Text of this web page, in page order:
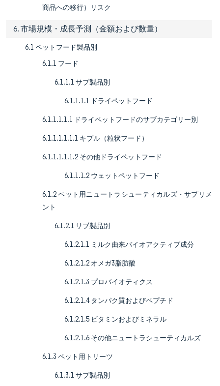
商品への移行）リスク
6. 市場規模・成長予測（金額および数量）
6.1 ペットフード製品別
6.1.1 フード
6.1.1.1 サブ製品別
6.1.1.1.1 ドライペットフード
6.1.1.1.1.1 ドライペットフードのサブカテゴリー別
6.1.1.1.1.1.1 キブル（粒状フード）
6.1.1.1.1.1.2 その他ドライペットフード
6.1.1.1.2 ウェットペットフード
6.1.2 ペット用ニュートラシューティカルズ・サプリメ
ント
6.1.2.1 サブ製品別
6.1.2.1.1 ミルク由来バイオアクティブ成分
6.1.2.1.2 オメガ3脂肪酸
6.1.2.1.3 プロバイオティクス
6.1.2.1.4 タンパク質およびペプチド
6.1.2.1.5 ビタミンおよびミネラル
6.1.2.1.6 その他ニュートラシューティカルズ
6.1.3 ペット用トリーツ
6.1.3.1 サブ製品別